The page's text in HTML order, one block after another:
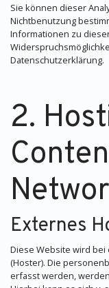
Sie können dieser
Nichtbenutzung
Informationen zu
Datenschutzerklärung.
2.
Externes
Diese Website wird
(Hoster). Die
erfasst werden,